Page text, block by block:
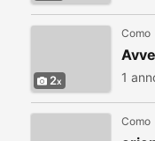
2
Como
1
Como